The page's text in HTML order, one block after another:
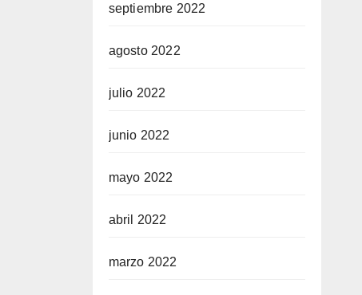
septiembre 2022
agosto 2022
julio 2022
junio 2022
mayo 2022
abril 2022
marzo 2022